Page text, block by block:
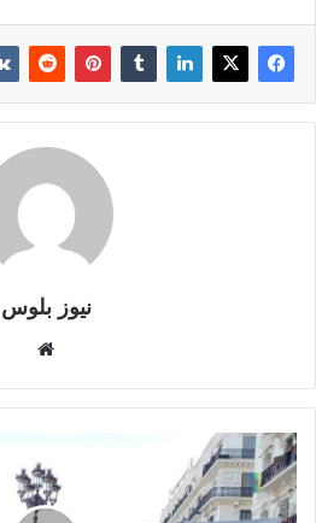
نيوز بلوس